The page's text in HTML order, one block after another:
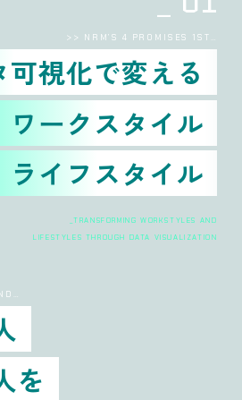
>> NRM’S 4 PROMISES 1ST…
可視化で変える
ワークスタイル
ライフスタイル
_TRANSFORMING WORKSTYLES AND
LIFESTYLES THROUGH DATA VISUALIZATION
を